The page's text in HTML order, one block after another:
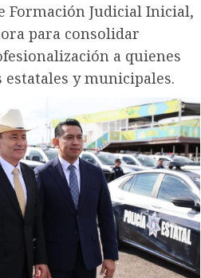
Formación Judicial Inicial,
para consolidar
a quienes
y municipales.